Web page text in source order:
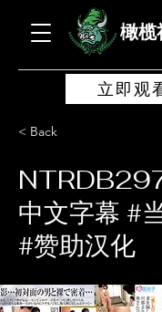
橄榄
立即观
< Back
中文字幕 #
#赞助汉化